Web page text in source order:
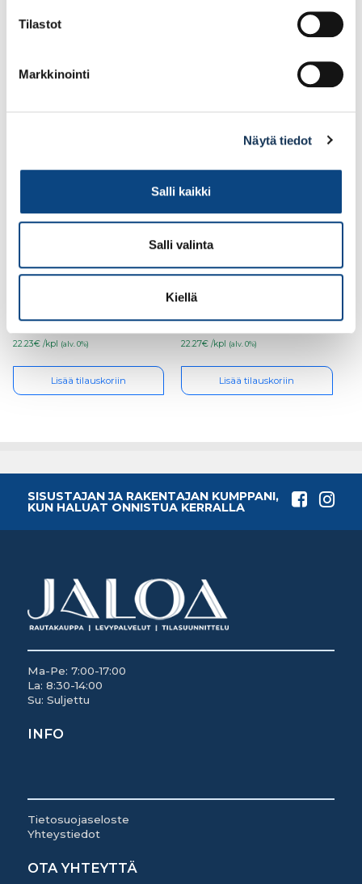
Tilastot
Markkinointi
Näytä tiedot
Salli kaikki
Salli valinta
Kiellä
Teknos Futura Aqua 40
0,45l PM3
22.23€ /kpl (alv. 0%)
Lisää tilauskoriin
Teknos Futura Aqua 20
0,45l NCS-0502-Y
22.27€ /kpl (alv. 0%)
Lisää tilauskoriin
SISUSTAJAN JA RAKENTAJAN KUMPPANI,
KUN HALUAT ONNISTUA KERRALLA
Ma-Pe: 7:00-17:00
La: 8:30-14:00
Su: Suljettu
INFO
Tietosuojaseloste
Yhteystiedot
OTA YHTEYTTÄ